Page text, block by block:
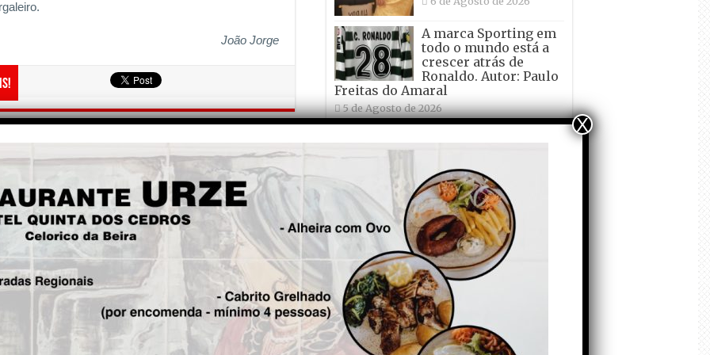
João Jorge
“Queijos Lagos” investe 1,2
milhões de Euros em unidade
produtiva no concelho de
Seia
A marca Sporting em
todo o mundo está a
crescer atrás de
Ronaldo. Autor: Paulo
Freitas do Amaral
5 de Agosto de 2026
Autor: Nuno Pereira
Tadei Pogacar vence o
“Tour” – A “Volta a
França em Bicicleta”
pela quinta vez! Autor:
João Dinis
27 de Julho de 2026
Condecorem o
Primeiro ! – que ele
não quer ir de férias!
Autor: Carlos Martelo
X